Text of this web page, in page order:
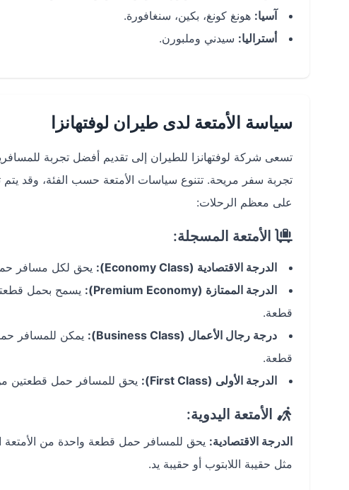
آسيا: هونغ كونغ، بكين، سنغافورة.
أستراليا: سيدني وملبورن.
سياسة الأمتعة لدى طيران لوفتهانزا
تسعى شركة لوفتهانزا للطيران إلى تقديم أفضل تجربة
تجربة سفر مريحة. تتنوع سياسات الأمتعة حسب الفئة، وقد
على معظم الرحلات:
الأمتعة المسجلة:
الدرجة الاقتصادية (Economy Class):
يحق لكل مسافر حمل
الدرجة الممتازة (Premium Economy):
قطعة.
درجة رجال الأعمال (Business Class):
قطعة.
الدرجة الأولى (First Class):
يحق للمسافر حمل قطعتين من
الأمتعة اليدوية:
الدرجة الاقتصادية:
مثل حقيبة اللابتوب أو حقيبة يد.